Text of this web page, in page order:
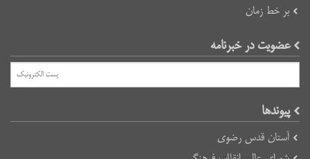
بر خط زمان
عضویت در خبرنامه
پیوند‌ها
آستان قدس رضوی